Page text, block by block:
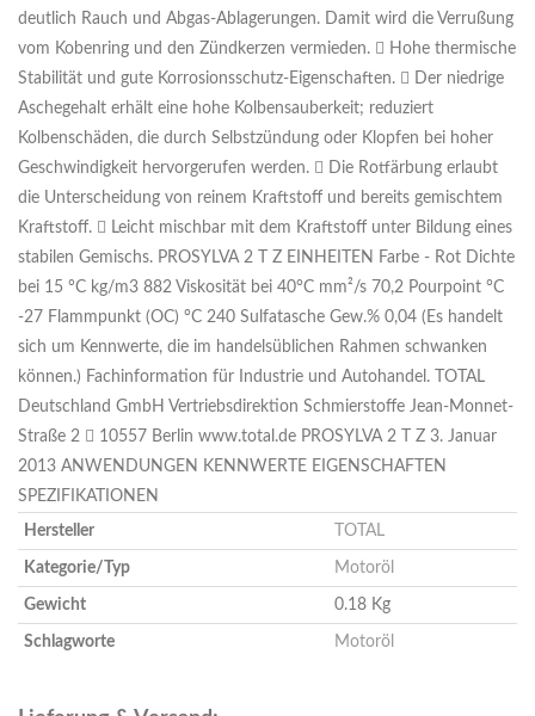
deutlich Rauch und Abgas-Ablagerungen. Damit wird die Verrußung
vom Kobenring und den Zündkerzen vermieden.  Hohe thermische
Stabilität und gute Korrosionsschutz-Eigenschaften.  Der niedrige
Aschegehalt erhält eine hohe Kolbensauberkeit; reduziert
Kolbenschäden, die durch Selbstzündung oder Klopfen bei hoher
Geschwindigkeit hervorgerufen werden.  Die Rotfärbung erlaubt
die Unterscheidung von reinem Kraftstoff und bereits gemischtem
Kraftstoff.  Leicht mischbar mit dem Kraftstoff unter Bildung eines
stabilen Gemischs. PROSYLVA 2 T Z EINHEITEN Farbe - Rot Dichte
bei 15 °C kg/m3 882 Viskosität bei 40°C mm²/s 70,2 Pourpoint °C
-27 Flammpunkt (OC) °C 240 Sulfatasche Gew.% 0,04 (Es handelt
sich um Kennwerte, die im handelsüblichen Rahmen schwanken
können.) Fachinformation für Industrie und Autohandel. TOTAL
Deutschland GmbH Vertriebsdirektion Schmierstoffe Jean-Monnet-
Straße 2  10557 Berlin www.total.de PROSYLVA 2 T Z 3. Januar
2013 ANWENDUNGEN KENNWERTE EIGENSCHAFTEN
SPEZIFIKATIONEN
Hersteller TOTAL
Kategorie/Typ Motoröl
Gewicht 0.18 Kg
Schlagworte Motoröl